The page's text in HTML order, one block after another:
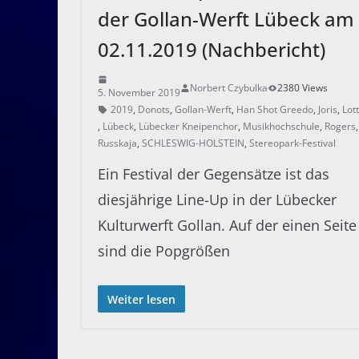
der Gollan-Werft Lübeck am
02.11.2019 (Nachbericht)
5. November 2019 Norbert Czybulka
2380 Views
2019, Donots, Gollan-Werft, Han Shot Greedo, Joris,
, Lübeck, Lübecker Kneipenchor, Musikhochschule, Rogers
Russkaja, SCHLESWIG-HOLSTEIN, Stereopark-Festival
Ein Festival der Gegensätze ist das
diesjährige Line-Up in der Lübecker
Kulturwerft Gollan. Auf der einen Seite
sind die Popgrößen
Weiter lesen